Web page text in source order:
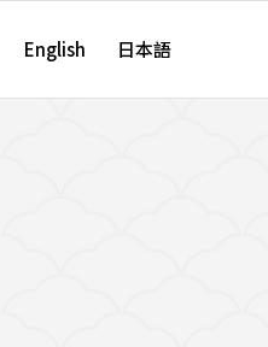
English 日本語